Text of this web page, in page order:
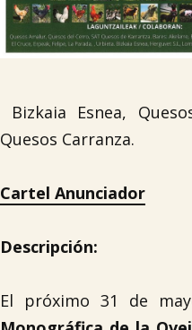
Bizkaia Esnea,
Quesos Carranza.
Cartel Anunciador
Descripción:
El próximo 31 de